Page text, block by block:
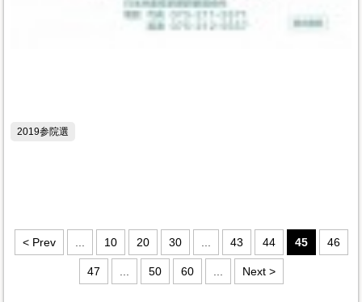
2019参院選
< Prev 10 20 30 43 44 45 46
47 50 60 Next >